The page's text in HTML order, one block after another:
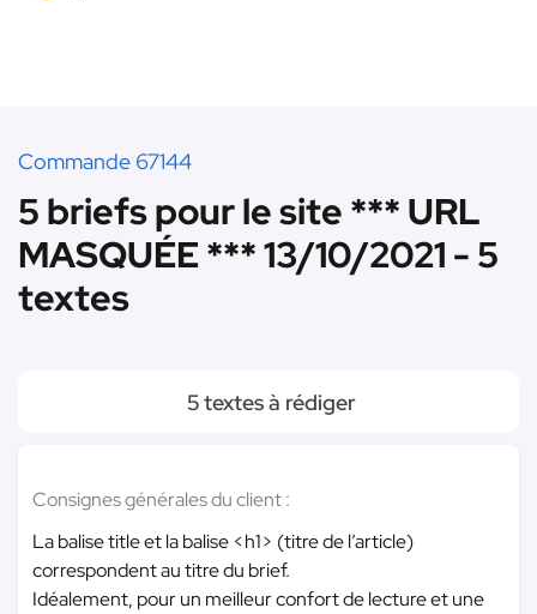
Commande 67144
5 briefs pour le site *** URL
MASQUÉE *** 13/10/2021 - 5
textes
5 textes à rédiger
Consignes générales du client :
La balise title et la balise <h1> (titre de l’article)
correspondent au titre du brief.
Idéalement, pour un meilleur confort de lecture et une